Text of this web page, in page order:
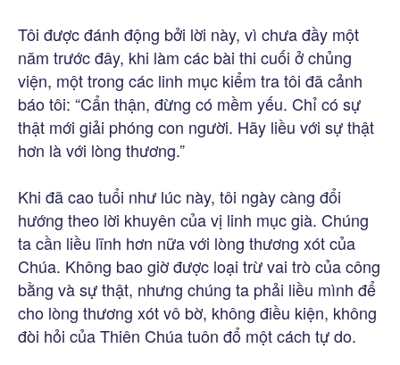
Tôi được đánh động bởi lời này, vì chưa đầy một
năm trước đây, khi làm các bài thi cuối ở chủng
viện, một trong các linh mục kiểm tra tôi đã cảnh
báo tôi: “Cẩn thận, đừng có mềm yếu. Chỉ có sự
thật mới giải phóng con người. Hãy liều với sự thật
hơn là với lòng thương.”
Khi đã cao tuổi như lúc này, tôi ngày càng đổi
hướng theo lời khuyên của vị linh mục già. Chúng
ta cần liều lĩnh hơn nữa với lòng thương xót của
Chúa. Không bao giờ được loại trừ vai trò của công
bằng và sự thật, nhưng chúng ta phải liều mình để
cho lòng thương xót vô bờ, không điều kiện, không
đòi hỏi của Thiên Chúa tuôn đổ một cách tự do.